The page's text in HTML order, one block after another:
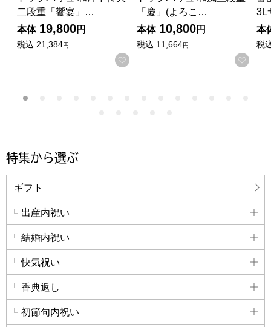
二段重「饗宴」…
本体 19,800円
税込 21,384円
お気に入りに登録する
「慶」(よろこ…
本体 10,800円
税込 11,664円
お気
3L
本
税
特集から選ぶ
ギフト
出産内祝い
詳
結婚内祝い
詳
快気祝い
詳
香典返し
詳
初節句内祝い
詳